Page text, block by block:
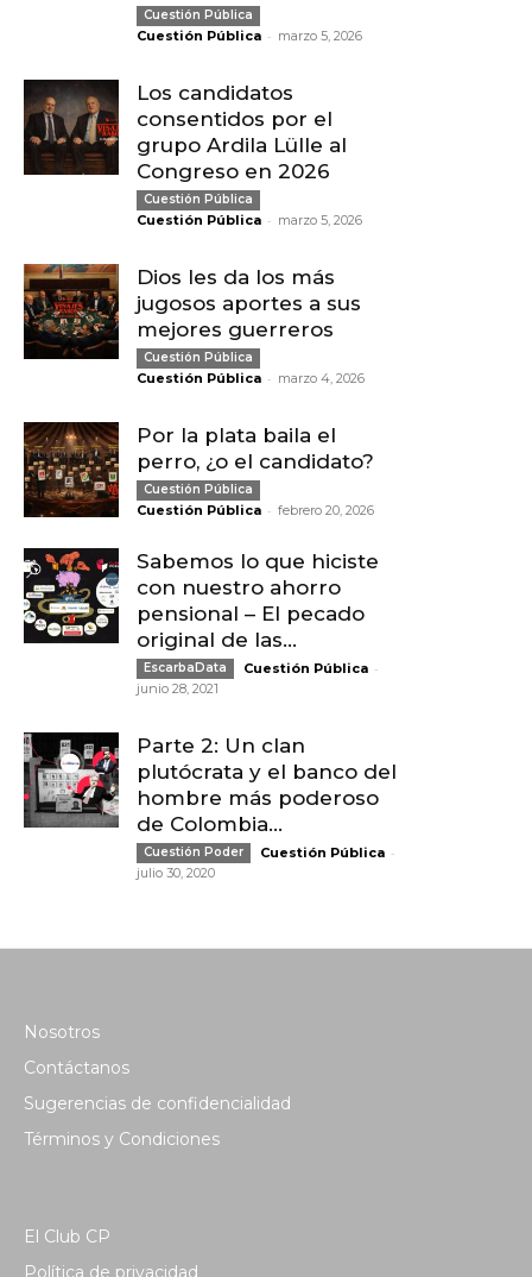
Cuestión Pública
Cuestión Pública - marzo 5, 2026
Los candidatos
consentidos por el
grupo Ardila Lülle al
Congreso en 2026
Cuestión Pública
Cuestión Pública - marzo 5, 2026
Dios les da los más
jugosos aportes a sus
mejores guerreros
Cuestión Pública
Cuestión Pública - marzo 4, 2026
Por la plata baila el
perro, ¿o el candidato?
Cuestión Pública
Cuestión Pública - febrero 20, 2026
Sabemos lo que hiciste
con nuestro ahorro
pensional – El pecado
original de las...
EscarbaData Cuestión Pública -
junio 28, 2021
Parte 2: Un clan
plutócrata y el banco del
hombre más poderoso
de Colombia...
Cuestión Poder Cuestión Pública -
julio 30, 2020
Nosotros
Contáctanos
Sugerencias de confidencialidad
Términos y Condiciones
El Club CP
Política de privacidad